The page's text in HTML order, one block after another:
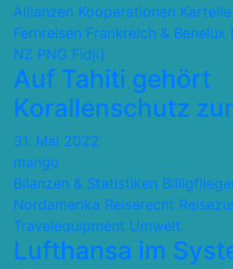
Allianzen Kooperationen Kartelle
Fernreisen Frankreich & Benelux
NZ PNG Fidji)
Auf Tahiti gehört
Korallenschutz
31. Mai 2022
mango
Bilanzen & Statistiken
Nordamerika Reiserecht
Travelequipment Umwelt
Lufthansa im